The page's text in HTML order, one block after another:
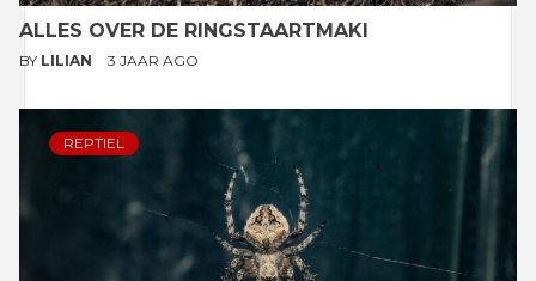
ALLES OVER DE RINGSTAARTMAKI
BY LILIAN 3 JAAR AGO
REPTIEL